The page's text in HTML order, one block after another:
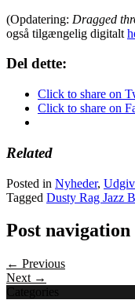
(Opdatering: Dragged
også tilgængelig digitalt
Del dette:
Click to share on
Click to share on
Related
Posted in Nyheder,
Tagged Dusty Rag Jazz
Post navigation
← Previous
Next →
Categories